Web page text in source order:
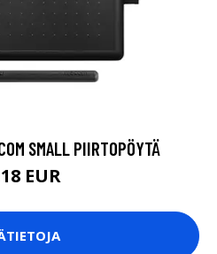
SMALL PIIRTOPÖYTÄ
EUR